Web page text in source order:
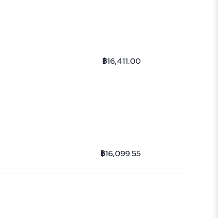
฿16,411.00
฿16,099.55